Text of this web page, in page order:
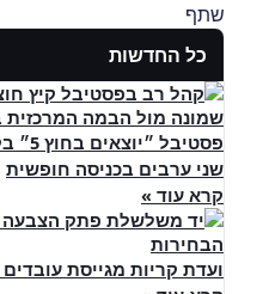
שתף
כל החדשות
שני ערבים בכניסה חופשית
קרא עוד »
ועדת קריות מגייסת